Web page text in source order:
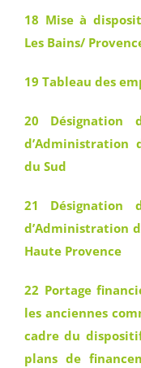
18 Mise à
Les Bains/
19 Tableau des
20 Désignation
d’Administration
du Sud
21 Désignation
d’Administration
Haute Provence
22 Portage
les anciennes
cadre du
plans de